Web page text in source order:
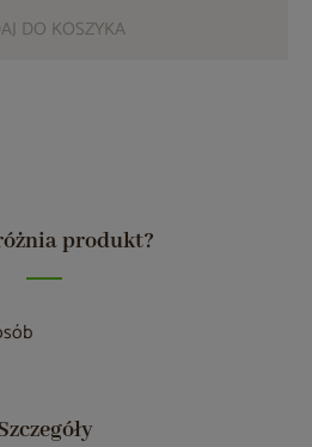
DO KOSZYKA
produkt?